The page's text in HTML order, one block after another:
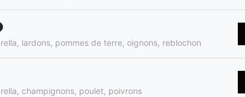
lardons, pommes de terre, oignons, reblochon
champignons, poulet, poivrons